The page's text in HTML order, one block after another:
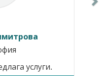
услуги.